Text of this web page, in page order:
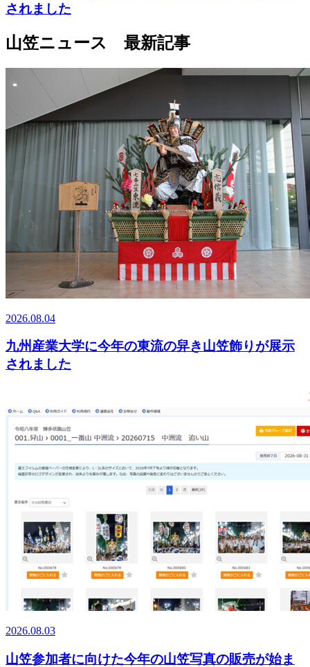
されました
山笠ニュース 最新記事
2026.08.04
九州産業大学に今年の東流の舁き山笠飾りが展示
されました
2026.08.03
山笠参加者に向けた今年の山笠写真の販売が始ま